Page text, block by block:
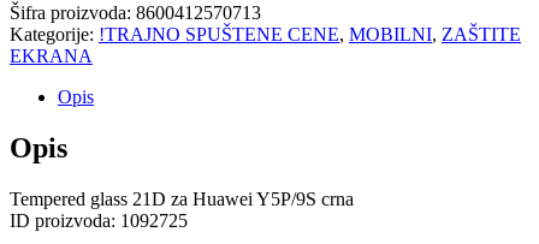
Šifra proizvoda: 8600412570713
Kategorije: !TRAJNO SPUŠTENE CENE, MOBILNI, ZAŠTITE
EKRANA
Opis
Opis
Tempered glass 21D za Huawei Y5P/9S crna
ID proizvoda: 1092725